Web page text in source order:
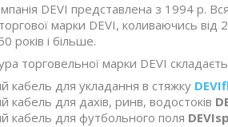
DEVI представлена з 1994 р.
марки DEVI, коливаючись
років і більше.
торговельної марки DEVI
кабель для укладання в стяжку
кабель для дахів, ринв, водостоків
кабель для футбольного поля